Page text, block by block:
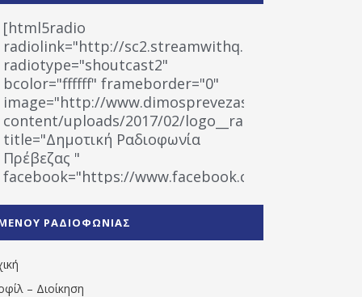
[html5radio
radiolink="http://sc2.streamwithq.com:8028/
radiotype="shoutcast2"
bcolor="ffffff" frameborder="0"
image="http://www.dimosprevezas.gr/wp-
content/uploads/2017/02/logo__radiofonias.jpg"
title="Δημοτική Ραδιοφωνία
Πρέβεζας "
facebook="https://www.facebook.com/
1531194763766854/" artist="" ]
ΡΑΔΙΟΦΩΝΙΑΣ
– Διοίκηση